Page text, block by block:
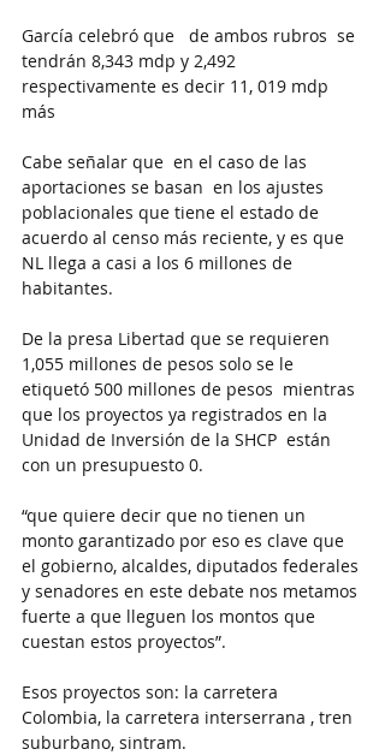
García celebró que   de ambos rubros  se
tendrán 8,343 mdp y 2,492
respectivamente es decir 11, 019 mdp
más
Cabe señalar que  en el caso de las
aportaciones se basan  en los ajustes
poblacionales que tiene el estado de
acuerdo al censo más reciente, y es que
NL llega a casi a los 6 millones de
habitantes.
De la presa Libertad que se requieren
1,055 millones de pesos solo se le
etiquetó 500 millones de pesos  mientras
que los proyectos ya registrados en la
Unidad de Inversión de la SHCP  están
con un presupuesto 0.
“que quiere decir que no tienen un
monto garantizado por eso es clave que
el gobierno, alcaldes, diputados federales
y senadores en este debate nos metamos
fuerte a que lleguen los montos que
cuestan estos proyectos”.
Esos proyectos son: la carretera
Colombia, la carretera interserrana , tren
suburbano, sintram.